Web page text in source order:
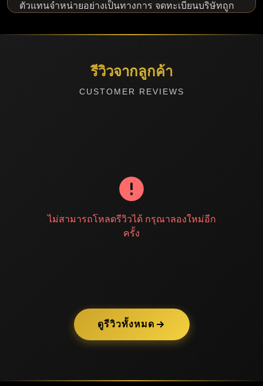
ตัวแทนจำหน่ายอย่างเป็นทางการ จดทะเบียนบริษัทถูก
ฐานลูกค้าหลักล้านราย รีวิวจริงจากผู้ใช้งาน สามารถ
— Visa, Mastercard, JCB,
โอนผ่านธนาคาร— กสิกรไทย, ไทยพาณิชย์, กรุงเทพ,
Classic ให้ได้คุ้มที่สุด
ติดตามโปรโมชัน 24BUYMโปรใหม่หมุนเวียนทุก
หลายครั้ง
รีวิวจากลูกค้า
CUSTOMER REVIEWS
ไม่สามารถโหลดรีวิวได้ กรุณาลองใหม่อีก
ครั้ง
ดูรีวิวทั้งหมด